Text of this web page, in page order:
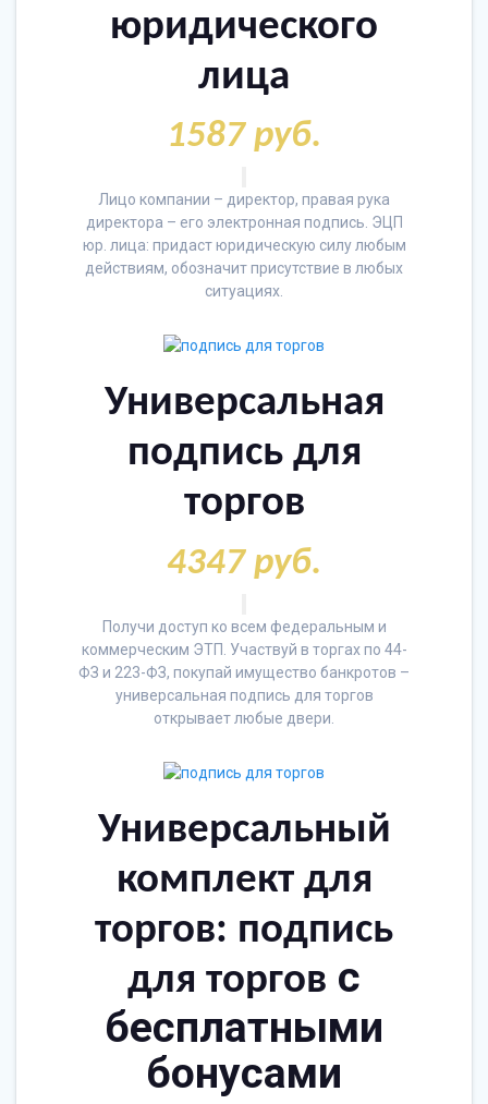
юридического
лица
1587 руб.
Лицо компании – директор, правая рука
директора – его электронная подпись. ЭЦП
юр. лица: придаст юридическую силу любым
действиям, обозначит присутствие в любых
ситуациях.
Универсальная
подпись для
торгов
4347 руб.
Получи доступ ко всем федеральным и
коммерческим ЭТП. Участвуй в торгах по 44-
ФЗ и 223-ФЗ, покупай имущество банкротов –
универсальная подпись для торгов
открывает любые двери.
Универсальный
комплект для
торгов: подпись
для торгов с
бесплатными
бонусами